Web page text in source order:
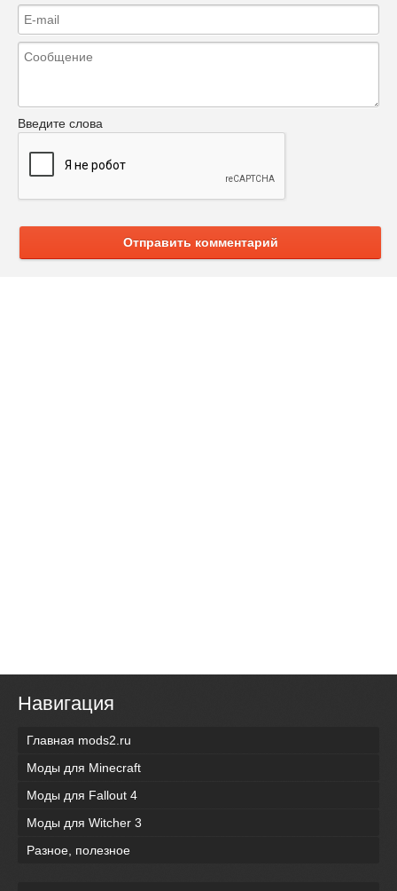
Введите слова
Отправить комментарий
Навигация
Главная mods2.ru
Моды для Minecraft
Моды для Fallout 4
Моды для Witcher 3
Разное, полезное